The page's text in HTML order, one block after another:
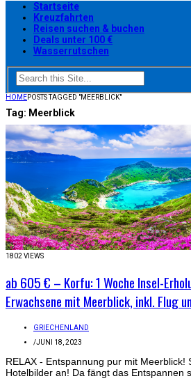
Startseite
Kreuzfahrten
Reisen suchen & buchen
Deals unter 100 €
Wasserrutschen
HOMEPOSTS TAGGED "MEERBLICK"
Tag: Meerblick
1802 VIEWS
ab 605 € – Korfu: 1 Woche Insel-
Erwachsene mit Meerblick, inkl. Flug
GRIECHENLAND
/JUNI 18, 2023
RELAX - Entspannung pur mit Meerblick!
Hotelbilder an! Da fängt das Entspannen